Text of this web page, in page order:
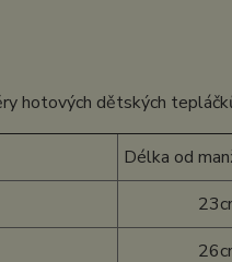
hotových dětských
Délka od